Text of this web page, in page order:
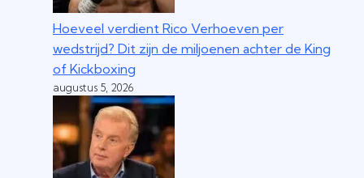
Hoeveel verdient Rico Verhoeven per
wedstrijd? Dit zijn de miljoenen achter de King
of Kickboxing
augustus 5, 2026